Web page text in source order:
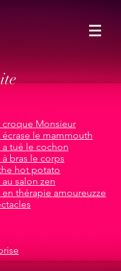
croque Monsieur
écrase le mammouth
a tué le cochon
bras le corps
hot potato
salon zen
thérapie amoureuzze